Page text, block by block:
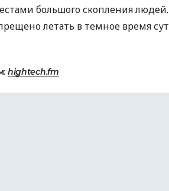
большого скопления
летать в темное время
hightech.fm